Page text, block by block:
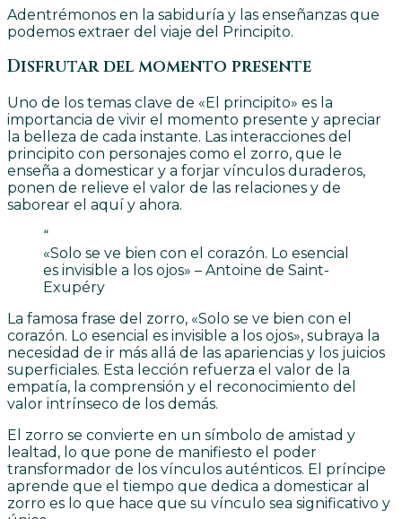
Adentrémonos en la sabiduría y las enseñanzas que
podemos extraer del viaje del Principito.
Disfrutar del momento presente
Uno de los temas clave de «El principito» es la
importancia de vivir el momento presente y apreciar
la belleza de cada instante. Las interacciones del
principito con personajes como el zorro, que le
enseña a domesticar y a forjar vínculos duraderos,
ponen de relieve el valor de las relaciones y de
saborear el aquí y ahora.
“
«Solo se ve bien con el corazón. Lo esencial
es invisible a los ojos» – Antoine de Saint-
Exupéry
La famosa frase del zorro, «Solo se ve bien con el
corazón. Lo esencial es invisible a los ojos», subraya la
necesidad de ir más allá de las apariencias y los juicios
superficiales. Esta lección refuerza el valor de la
empatía, la comprensión y el reconocimiento del
valor intrínseco de los demás.
El zorro se convierte en un símbolo de amistad y
lealtad, lo que pone de manifiesto el poder
transformador de los vínculos auténticos. El príncipe
aprende que el tiempo que dedica a domesticar al
zorro es lo que hace que su vínculo sea significativo y